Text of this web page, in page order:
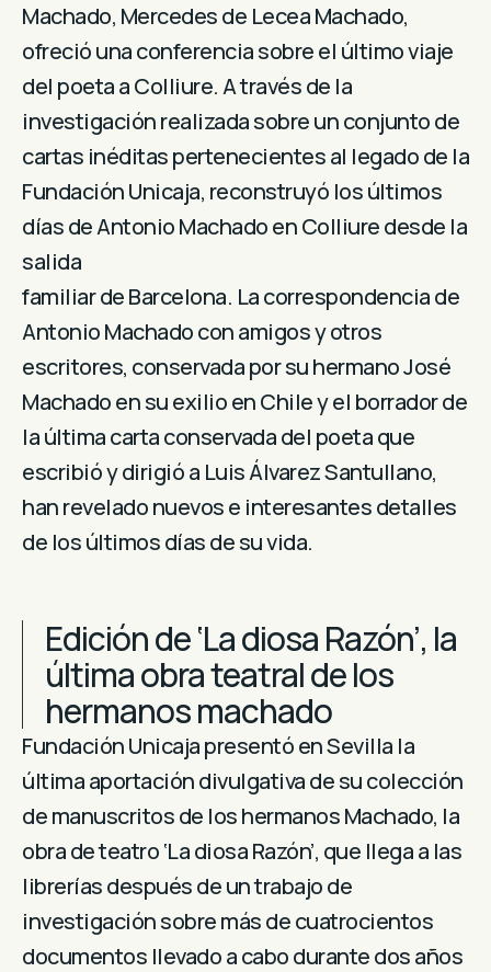
Machado, Mercedes de Lecea Machado,
ofreció una conferencia sobre el último viaje
del poeta a Colliure. A través de la
investigación realizada sobre un conjunto de
cartas inéditas pertenecientes al legado de la
Fundación Unicaja, reconstruyó los últimos
días de Antonio Machado en Colliure desde la
salida
familiar de Barcelona. La correspondencia de
Antonio Machado con amigos y otros
escritores, conservada por su hermano José
Machado en su exilio en Chile y el borrador de
la última carta conservada del poeta que
escribió y dirigió a Luis Álvarez Santullano,
han revelado nuevos e interesantes detalles
de los últimos días de su vida.
Edición de ‘La diosa Razón’, la
última obra teatral de los
hermanos machado
Fundación Unicaja presentó en Sevilla la
última aportación divulgativa de su colección
de manuscritos de los hermanos Machado, la
obra de teatro ‘La diosa Razón’, que llega a las
librerías después de un trabajo de
investigación sobre más de cuatrocientos
documentos llevado a cabo durante dos años